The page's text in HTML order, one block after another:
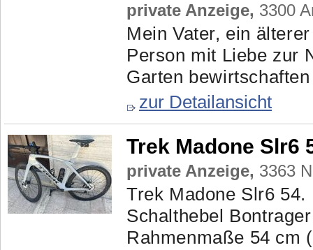
private Anzeige, 3300
Mein Vater, ein
Person mit Liebe zur
Garten
zur Detailansicht
Trek Madone Slr6
private Anzeige, 3363
Trek Madone Slr6
Schalthebel
Rahmenmaße 54 cm